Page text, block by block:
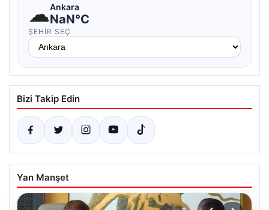
☁Ankara
NaN°C
ŞEHIR SEÇ
Bizi Takip Edin
Yan Manşet